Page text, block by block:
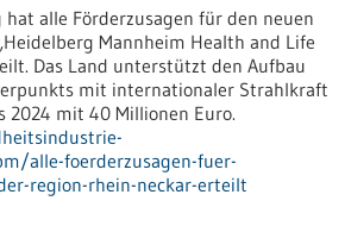
hat alle Förderzusagen für den neuen
Mannheim Health and Life
Das Land unterstützt den Aufbau
mit internationaler Strahlkraft
2024 mit 40 Millionen Euro.
alle-foerderzusagen-fuer-
region-rhein-neckar-erteilt